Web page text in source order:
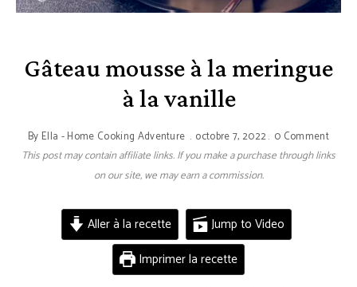
Gâteau mousse à la meringue
à la vanille
By Ella - Home Cooking Adventure octobre 7, 2022 0 Comment
This post may contain affiliate links. If you make a purchase through links
on our site, we may earn a commission.
Aller à la recette
Jump to Video
Imprimer la recette